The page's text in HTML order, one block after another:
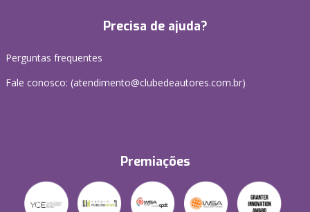
Precisa de ajuda?
Perguntas frequentes
Fale conosco: (atendimento@clubedeautores.com.br)
Premiações